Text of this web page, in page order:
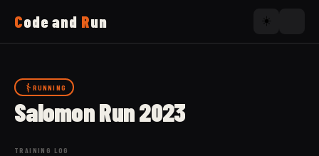
Code and Run ☀️
Running
RUNNING
Salomon Run 2023
TRAINING LOG